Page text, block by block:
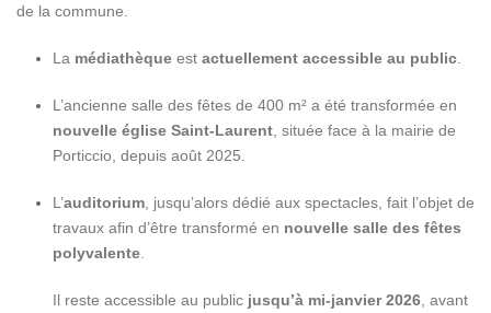
de la commune.
La médiathèqueest actuellement accessible au public.
L’ancienne salle des fêtes de 400 m² a été transformée en
nouvelle église Saint-Laurent, située face à la mairie de
Porticcio, depuis août 2025.
L’auditorium, jusqu’alors dédié aux spectacles, fait l’objet de
travaux afin d’être transformé en nouvelle salle des fêtes
polyvalente.
Il reste accessible au public jusqu’à mi-janvier 2026, avant